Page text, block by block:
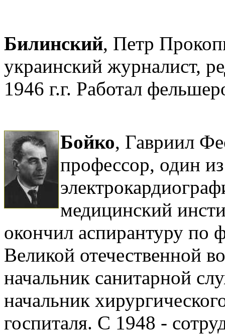
Билинский, Петр
украинский журналист,
1946 г.г. Работал
Бойко, Гавриил
профессор, один
медицинский
окончил аспирантуру по
Великой отечественной
начальник санитарной
начальник
госпиталя. С 1948 -